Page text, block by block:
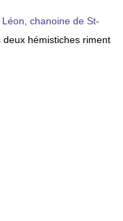
chanoine de St-
hémistiches riment